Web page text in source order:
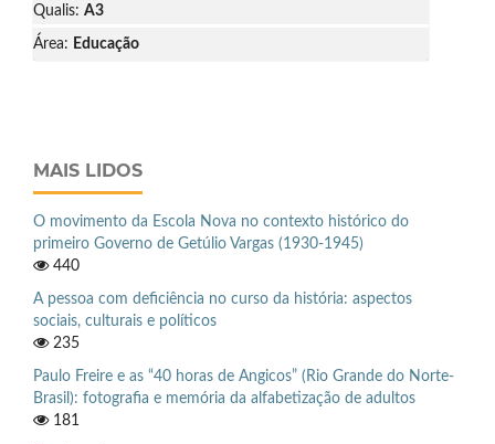
Qualis: A3
Área: Educação
MAIS LIDOS
O movimento da Escola Nova no contexto histórico do
primeiro Governo de Getúlio Vargas (1930-1945)
440
A pessoa com deficiência no curso da história: aspectos
sociais, culturais e políticos
235
Paulo Freire e as “40 horas de Angicos” (Rio Grande do Norte-
Brasil): fotografia e memória da alfabetização de adultos
181